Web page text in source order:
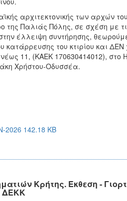
αρχιτεκτονικής των αρχών
της Παλιάς Πόλης, σε σχέση με
έλλειψη συντήρησης,
του κτιρίου και
11, (ΚΑΕΚ 170630414012), στο
Χρήστου-Οδυσσέα.
142.18 KB
Κρήτης. Έκθεση -
ΔΕΚΚ